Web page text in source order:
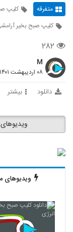
متفرقه کلیپ
کلیپ صبح بخیر
۲۸۲
M
۰۸ اردیبهشت ۱۴۰۱
دانلود بیشتر
ویدیوهای